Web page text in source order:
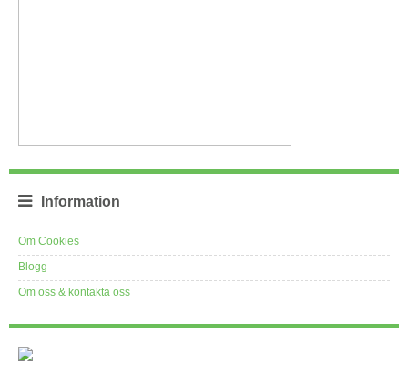
Information
Om Cookies
Blogg
Om oss & kontakta oss